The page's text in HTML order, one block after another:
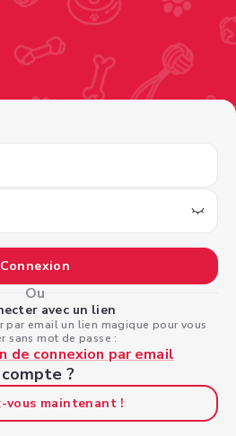
Connexion
Ou
avec un lien
par email un lien magique pour vous
sans mot de passe :
de connexion par email
?
vous maintenant !
profile%2Fa6004c5f-0d6e-